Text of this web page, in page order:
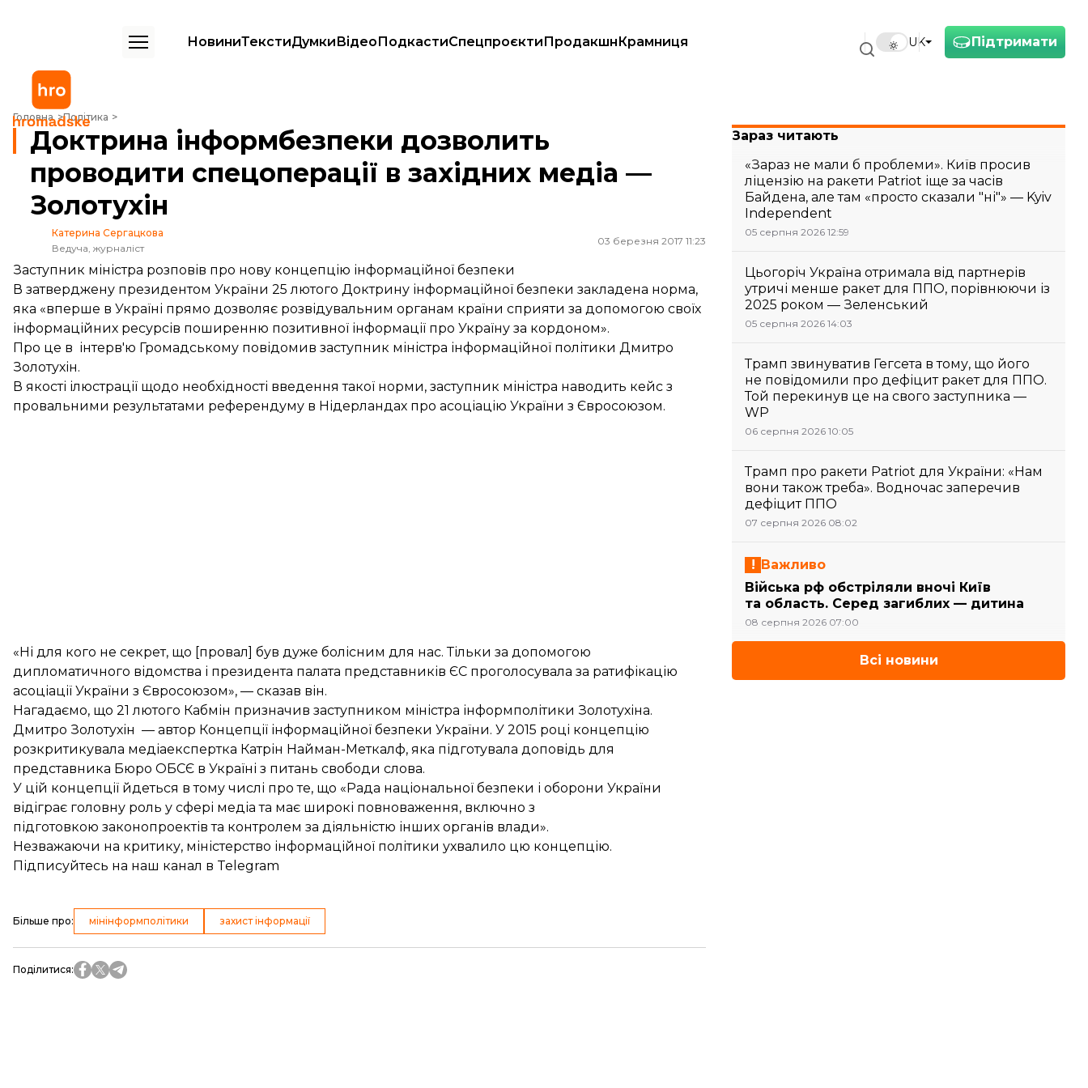
Підтримати
UK
НовиниТекстиДумкиВідеоПодкастиСпецпроєктиПродакшнКрамниця
Головна Політика
Доктрина інформбезпеки дозволить проводити спецоперації в західних медіа — Золотухін
Доктрина інформбезпеки дозволить
проводити спецоперації в західних медіа —
Золотухін
Катерина Сергацкова
Ведуча, журналіст
03 березня 2017 11:23
Заступник міністра розповів про нову концепцію інформаційної безпеки
В затверджену президентом України 25 лютого Доктрину інформаційної безпеки закладена норма,
яка «вперше в Україні прямо дозволяє розвідувальним органам країни сприяти за допомогою своїх
інформаційних ресурсів поширенню позитивної інформації про Україну за кордоном».
Про це в інтерв'ю Громадському повідомив заступник міністра інформаційної політики Дмитро
Золотухін.
В якості ілюстрації щодо необхідності введення такої норми, заступник міністра наводить кейс з
провальними результатами референдуму в Нідерландах про асоціацію України з Євросоюзом.
«Ні для кого не секрет, що [провал] був дуже болісним для нас. Тільки за допомогою
дипломатичного відомства і президента палата представників ЄС проголосувала за ратифікацію
асоціації України з Євросоюзом», — сказав він.
Нагадаємо, що 21 лютого Кабмін призначив заступником міністра інформполітики Золотухіна.
Дмитро Золотухін — автор Концепції інформаційної безпеки України. У 2015 році концепцію
розкритикувала медіаекспертка Катрін Найман-Меткалф, яка підготувала доповідь для
представника Бюро ОБСЄ в Україні з питань свободи слова.
У цій концепції йдеться в тому числі про те, що «Рада національної безпеки і оборони України
відіграє головну роль у сфері медіа та має широкі повноваження, включно з
підготовкою законопроектів та контролем за діяльністю інших органів влади».
Незважаючи на критику, міністерство інформаційної політики ухвалило цю концепцію.
Підписуйтесь на наш канал в Telegram
Більше про: мінінформполітики захист інформації
Поділитися:
Зараз читають
«Зараз не мали б проблеми». Київ просив
ліцензію на ракети Patriot іще за часів
Байдена, але там «просто сказали "ні"» — Kyiv
Independent
05 серпня 2026 12:59
Цьогоріч Україна отримала від партнерів
утричі менше ракет для ППО, порівнюючи із
2025 роком — Зеленський
05 серпня 2026 14:03
Трамп звинуватив Гегсета в тому, що його
не повідомили про дефіцит ракет для ППО.
Той перекинув це на свого заступника —
WP
06 серпня 2026 10:05
Трамп про ракети Patriot для України: «Нам
вони також треба». Водночас заперечив
дефіцит ППО
07 серпня 2026 08:02
Важливо
Війська рф обстріляли вночі Київ
та область. Серед загиблих — дитина
08 серпня 2026 07:00
Всі новини